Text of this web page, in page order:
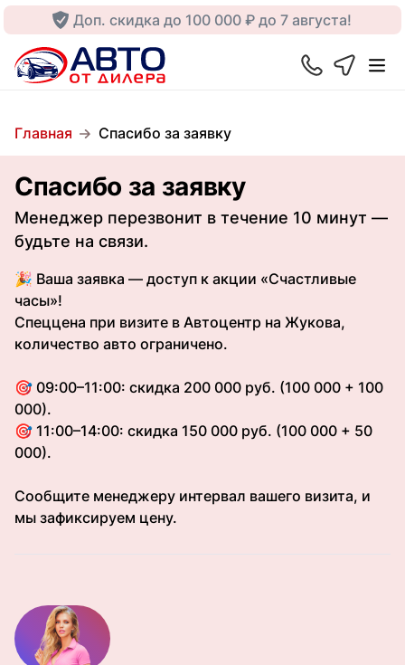
Доп. скидка до 100 000 ₽ до 7 августа!
Главная Спасибо за заявку
Спасибо за заявку
Менеджер перезвонит в течение 10 минут —
будьте на связи.
🎉 Ваша заявка — доступ к акции «Счастливые
часы»!
Спеццена при визите в Автоцентр на Жукова,
количество авто ограничено.
🎯 09:00–11:00: скидка 200 000 руб. (100 000 + 100
000).
🎯 11:00–14:00: скидка 150 000 руб. (100 000 + 50
000).
Сообщите менеджеру интервал вашего визита, и
мы зафиксируем цену.